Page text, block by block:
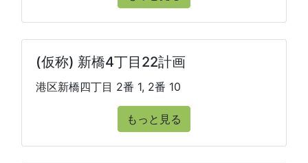
(仮称) 新橋4丁目22計画
港区新橋四丁目 2番 1, 2番 10
もっと見る